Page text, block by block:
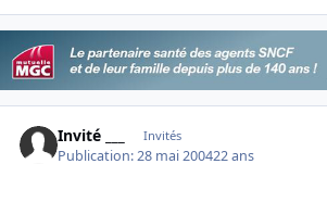
Invité ___ Invités
Publication:28 mai 200422 ans